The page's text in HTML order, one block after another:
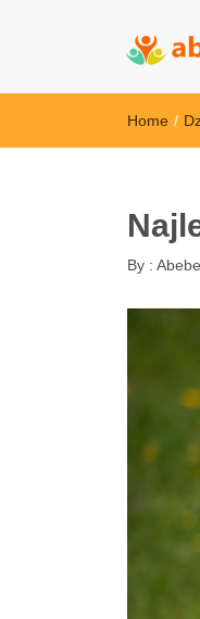
Wszystko
Home /
By :